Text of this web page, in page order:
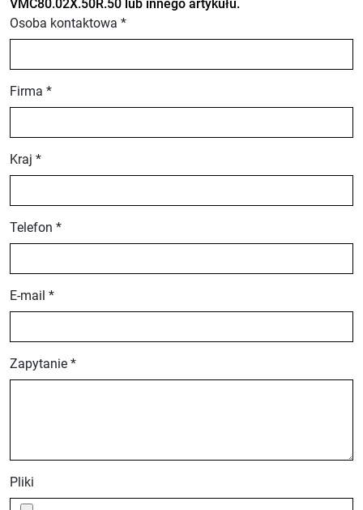
VMC80.02X.50R.50 lub innego artykułu.
Osoba kontaktowa *
Firma *
Kraj *
Telefon *
E-mail *
Zapytanie *
Pliki